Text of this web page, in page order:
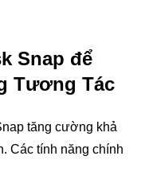
Snap để
Tương Tác
tăng cường khả
Các tính năng chính